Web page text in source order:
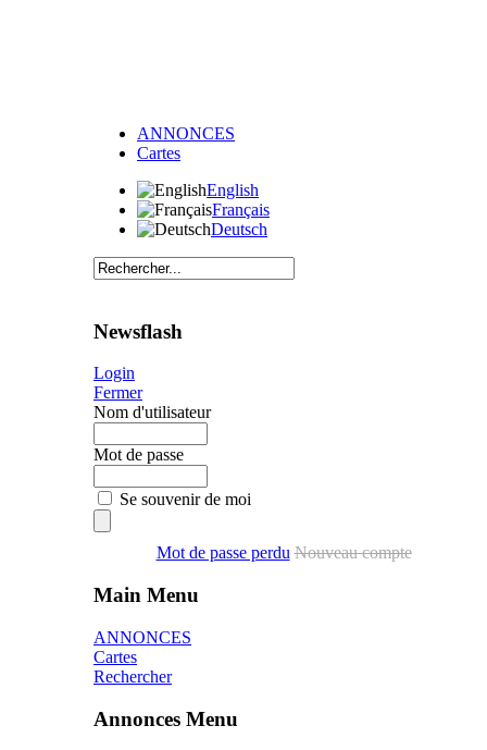
ANNONCES
Cartes
English
Français
Deutsch
Newsflash
Login
Fermer
Nom d'utilisateur
Mot de passe
Se souvenir de moi
Mot de passe perdu Nouveau compte
Main Menu
ANNONCES
Cartes
Rechercher
Annonces Menu